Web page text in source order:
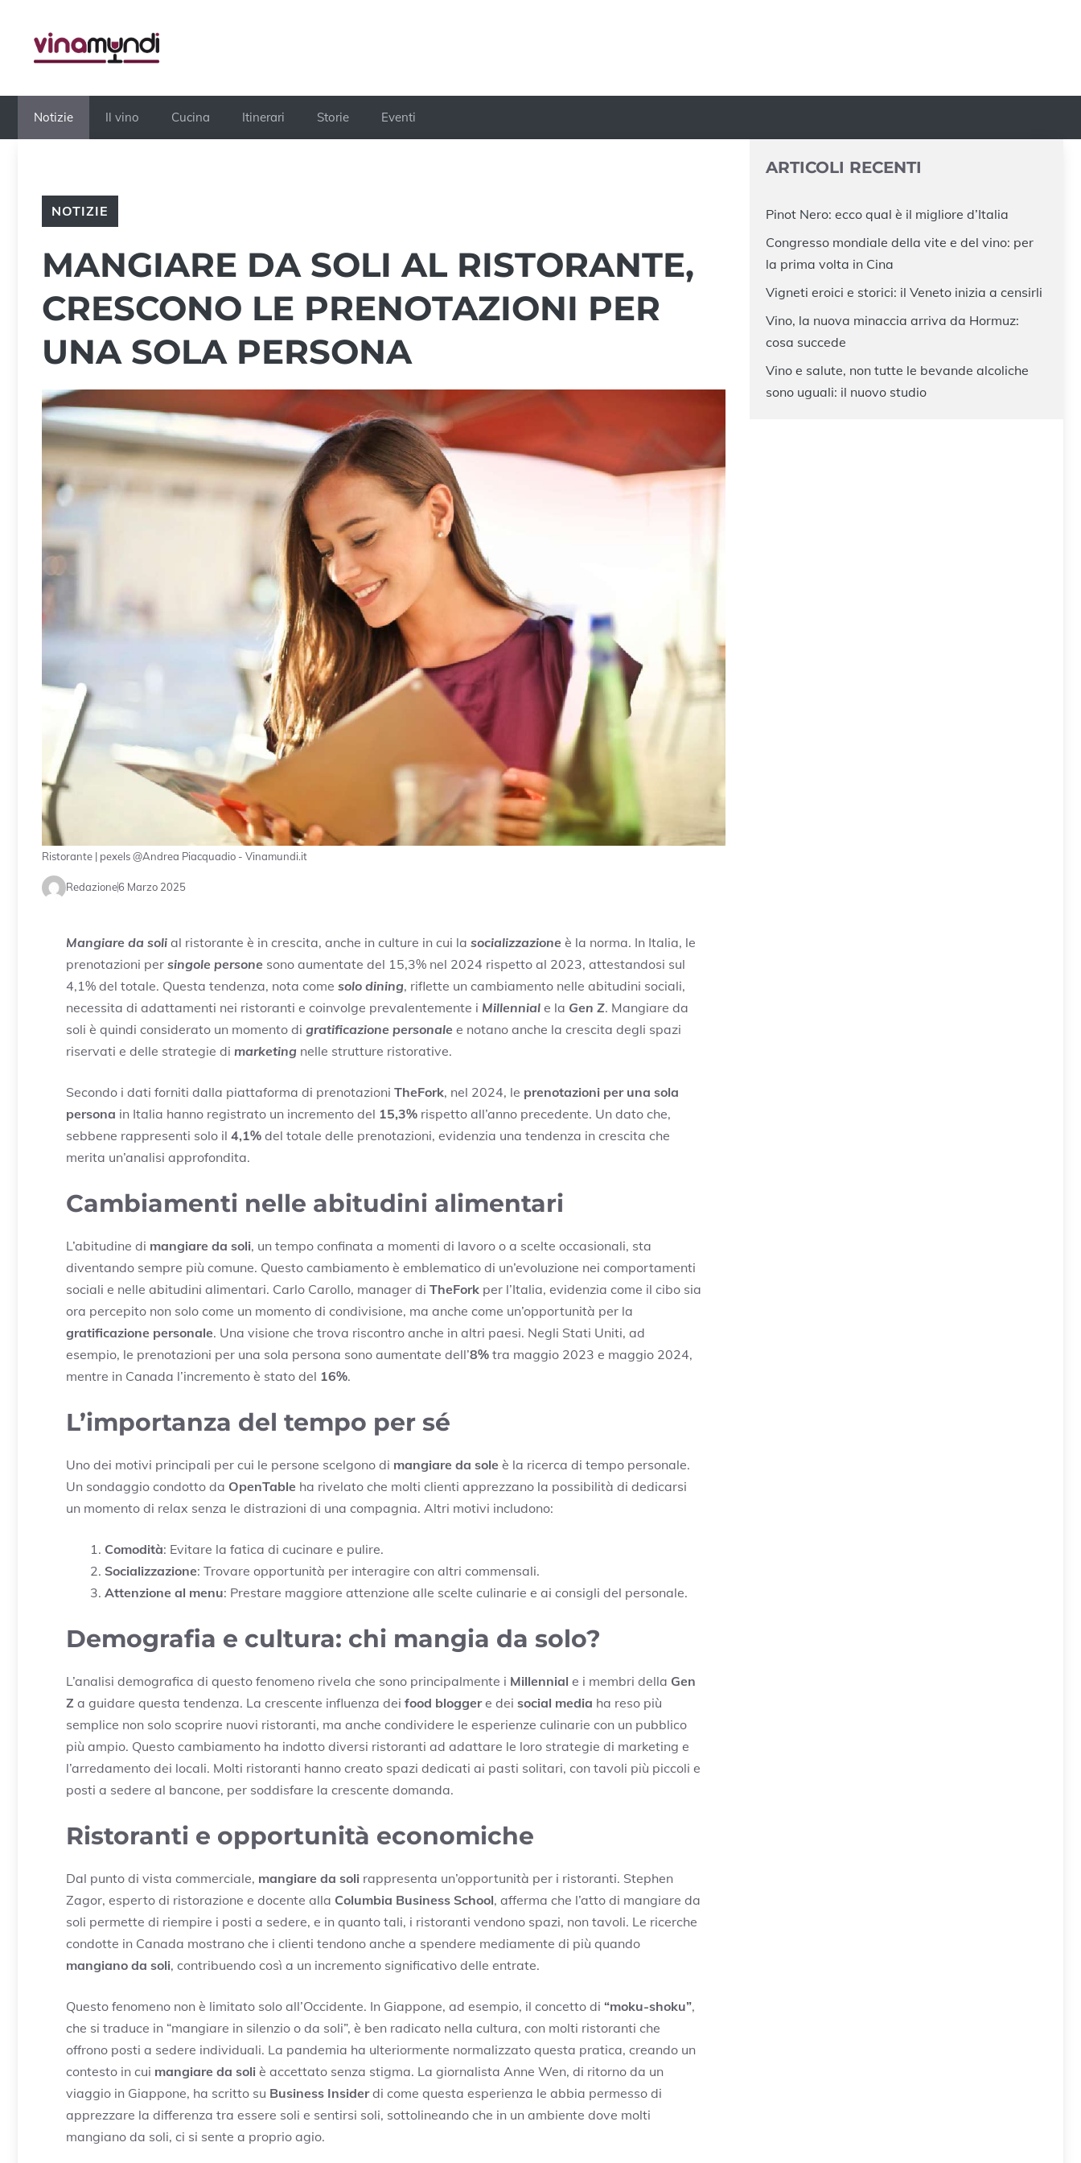
contenuto
Notizie Il vino Cucina Itinerari Storie Eventi
NOTIZIE
MANGIARE DA SOLI AL RISTORANTE,
CRESCONO LE PRENOTAZIONI PER
UNA SOLA PERSONA
Ristorante | pexels @Andrea Piacquadio - Vinamundi.it
Redazione6 Marzo 2025
Mangiare da soli al ristorante è in crescita, anche in culture in cui la socializzazione è la norma. In Italia, le
prenotazioni per singole persone sono aumentate del 15,3% nel 2024 rispetto al 2023, attestandosi sul
4,1% del totale. Questa tendenza, nota come solo dining, riflette un cambiamento nelle abitudini sociali,
necessita di adattamenti nei ristoranti e coinvolge prevalentemente i Millennial e la Gen Z. Mangiare da
soli è quindi considerato un momento di gratificazione personale e notano anche la crescita degli spazi
riservati e delle strategie di marketing nelle strutture ristorative.
Secondo i dati forniti dalla piattaforma di prenotazioni TheFork, nel 2024, le prenotazioni per una sola
persona in Italia hanno registrato un incremento del 15,3% rispetto all’anno precedente. Un dato che,
sebbene rappresenti solo il 4,1% del totale delle prenotazioni, evidenzia una tendenza in crescita che
merita un’analisi approfondita.
Cambiamenti nelle abitudini alimentari
L’abitudine di mangiare da soli, un tempo confinata a momenti di lavoro o a scelte occasionali, sta
diventando sempre più comune. Questo cambiamento è emblematico di un’evoluzione nei comportamenti
sociali e nelle abitudini alimentari. Carlo Carollo, manager di TheFork per l’Italia, evidenzia come il cibo sia
ora percepito non solo come un momento di condivisione, ma anche come un’opportunità per la
gratificazione personale. Una visione che trova riscontro anche in altri paesi. Negli Stati Uniti, ad
esempio, le prenotazioni per una sola persona sono aumentate dell’8% tra maggio 2023 e maggio 2024,
mentre in Canada l’incremento è stato del 16%.
L’importanza del tempo per sé
Uno dei motivi principali per cui le persone scelgono di mangiare da sole è la ricerca di tempo personale.
Un sondaggio condotto da OpenTable ha rivelato che molti clienti apprezzano la possibilità di dedicarsi
un momento di relax senza le distrazioni di una compagnia. Altri motivi includono:
Comodità: Evitare la fatica di cucinare e pulire.
Socializzazione: Trovare opportunità per interagire con altri commensali.
Attenzione al menu: Prestare maggiore attenzione alle scelte culinarie e ai consigli del personale.
Demografia e cultura: chi mangia da solo?
L’analisi demografica di questo fenomeno rivela che sono principalmente i Millennial e i membri della Gen
Z a guidare questa tendenza. La crescente influenza dei food bloggere dei social media ha reso più
semplice non solo scoprire nuovi ristoranti, ma anche condividere le esperienze culinarie con un pubblico
più ampio. Questo cambiamento ha indotto diversi ristoranti ad adattare le loro strategie di marketing e
l’arredamento dei locali. Molti ristoranti hanno creato spazi dedicati ai pasti solitari, con tavoli più piccoli e
posti a sedere al bancone, per soddisfare la crescente domanda.
Ristoranti e opportunità economiche
Dal punto di vista commerciale, mangiare da soli rappresenta un’opportunità per i ristoranti. Stephen
Zagor, esperto di ristorazione e docente alla Columbia Business School, afferma che l’atto di mangiare da
soli permette di riempire i posti a sedere, e in quanto tali, i ristoranti vendono spazi, non tavoli. Le ricerche
condotte in Canada mostrano che i clienti tendono anche a spendere mediamente di più quando
mangiano da soli, contribuendo così a un incremento significativo delle entrate.
Questo fenomeno non è limitato solo all’Occidente. In Giappone, ad esempio, il concetto di “moku-shoku”,
che si traduce in “mangiare in silenzio o da soli”, è ben radicato nella cultura, con molti ristoranti che
offrono posti a sedere individuali. La pandemia ha ulteriormente normalizzato questa pratica, creando un
contesto in cui mangiare da soli è accettato senza stigma. La giornalista Anne Wen, di ritorno da un
viaggio in Giappone, ha scritto su Business Insiderdi come questa esperienza le abbia permesso di
apprezzare la differenza tra essere soli e sentirsi soli, sottolineando che in un ambiente dove molti
mangiano da soli, ci si sente a proprio agio.
ARTICOLI RECENTI
Pinot Nero: ecco qual è il migliore d’Italia
Congresso mondiale della vite e del vino: per
la prima volta in Cina
Vigneti eroici e storici: il Veneto inizia a censirli
Vino, la nuova minaccia arriva da Hormuz:
cosa succede
Vino e salute, non tutte le bevande alcoliche
sono uguali: il nuovo studio